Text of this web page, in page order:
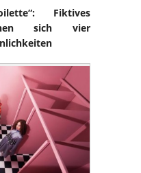
Fiktives
sich vier